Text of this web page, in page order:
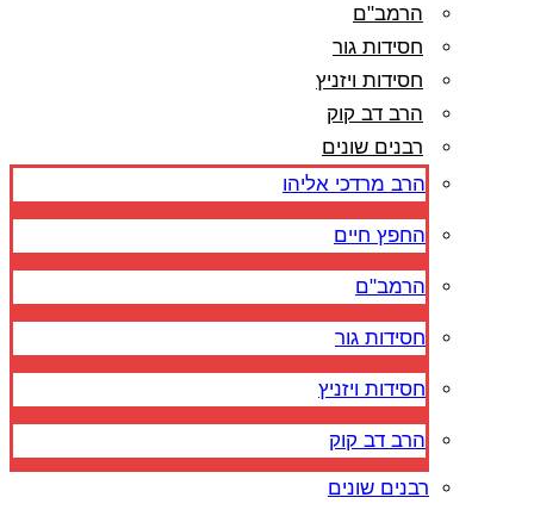
הרמב"ם
חסידות גור
חסידות ויזניץ
הרב דב קוק
רבנים שונים
הרב מרדכי אליהו
החפץ חיים
הרמב"ם
חסידות גור
חסידות ויזניץ
הרב דב קוק
רבנים שונים